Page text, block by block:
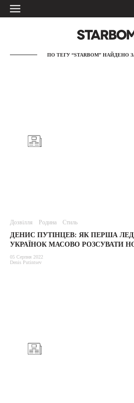
ПО ТЕГУ “STARBOM” НАЙДЕНО
Дозвілля Родина Стиль
ДЕНИС ПУТІНЦЕВ: ЯК ПЕРША
УКРАЇНОК МАСОВО РОЗСУВАТИ
05 Серпня 2022
Denis Putintsev